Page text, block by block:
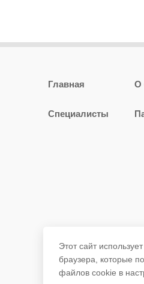
Главная О
Специалисты
Этот сайт
браузера, которые
файлов cookie в